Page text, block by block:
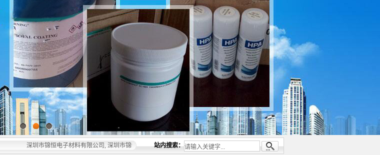
深圳市锦恒电子材料有限公司, 深圳市锦恒电子材料有限公司，专业代理与开发电子与胶粘产品， 美国道康宁(DOW CORNING)硅胶
站内搜索：